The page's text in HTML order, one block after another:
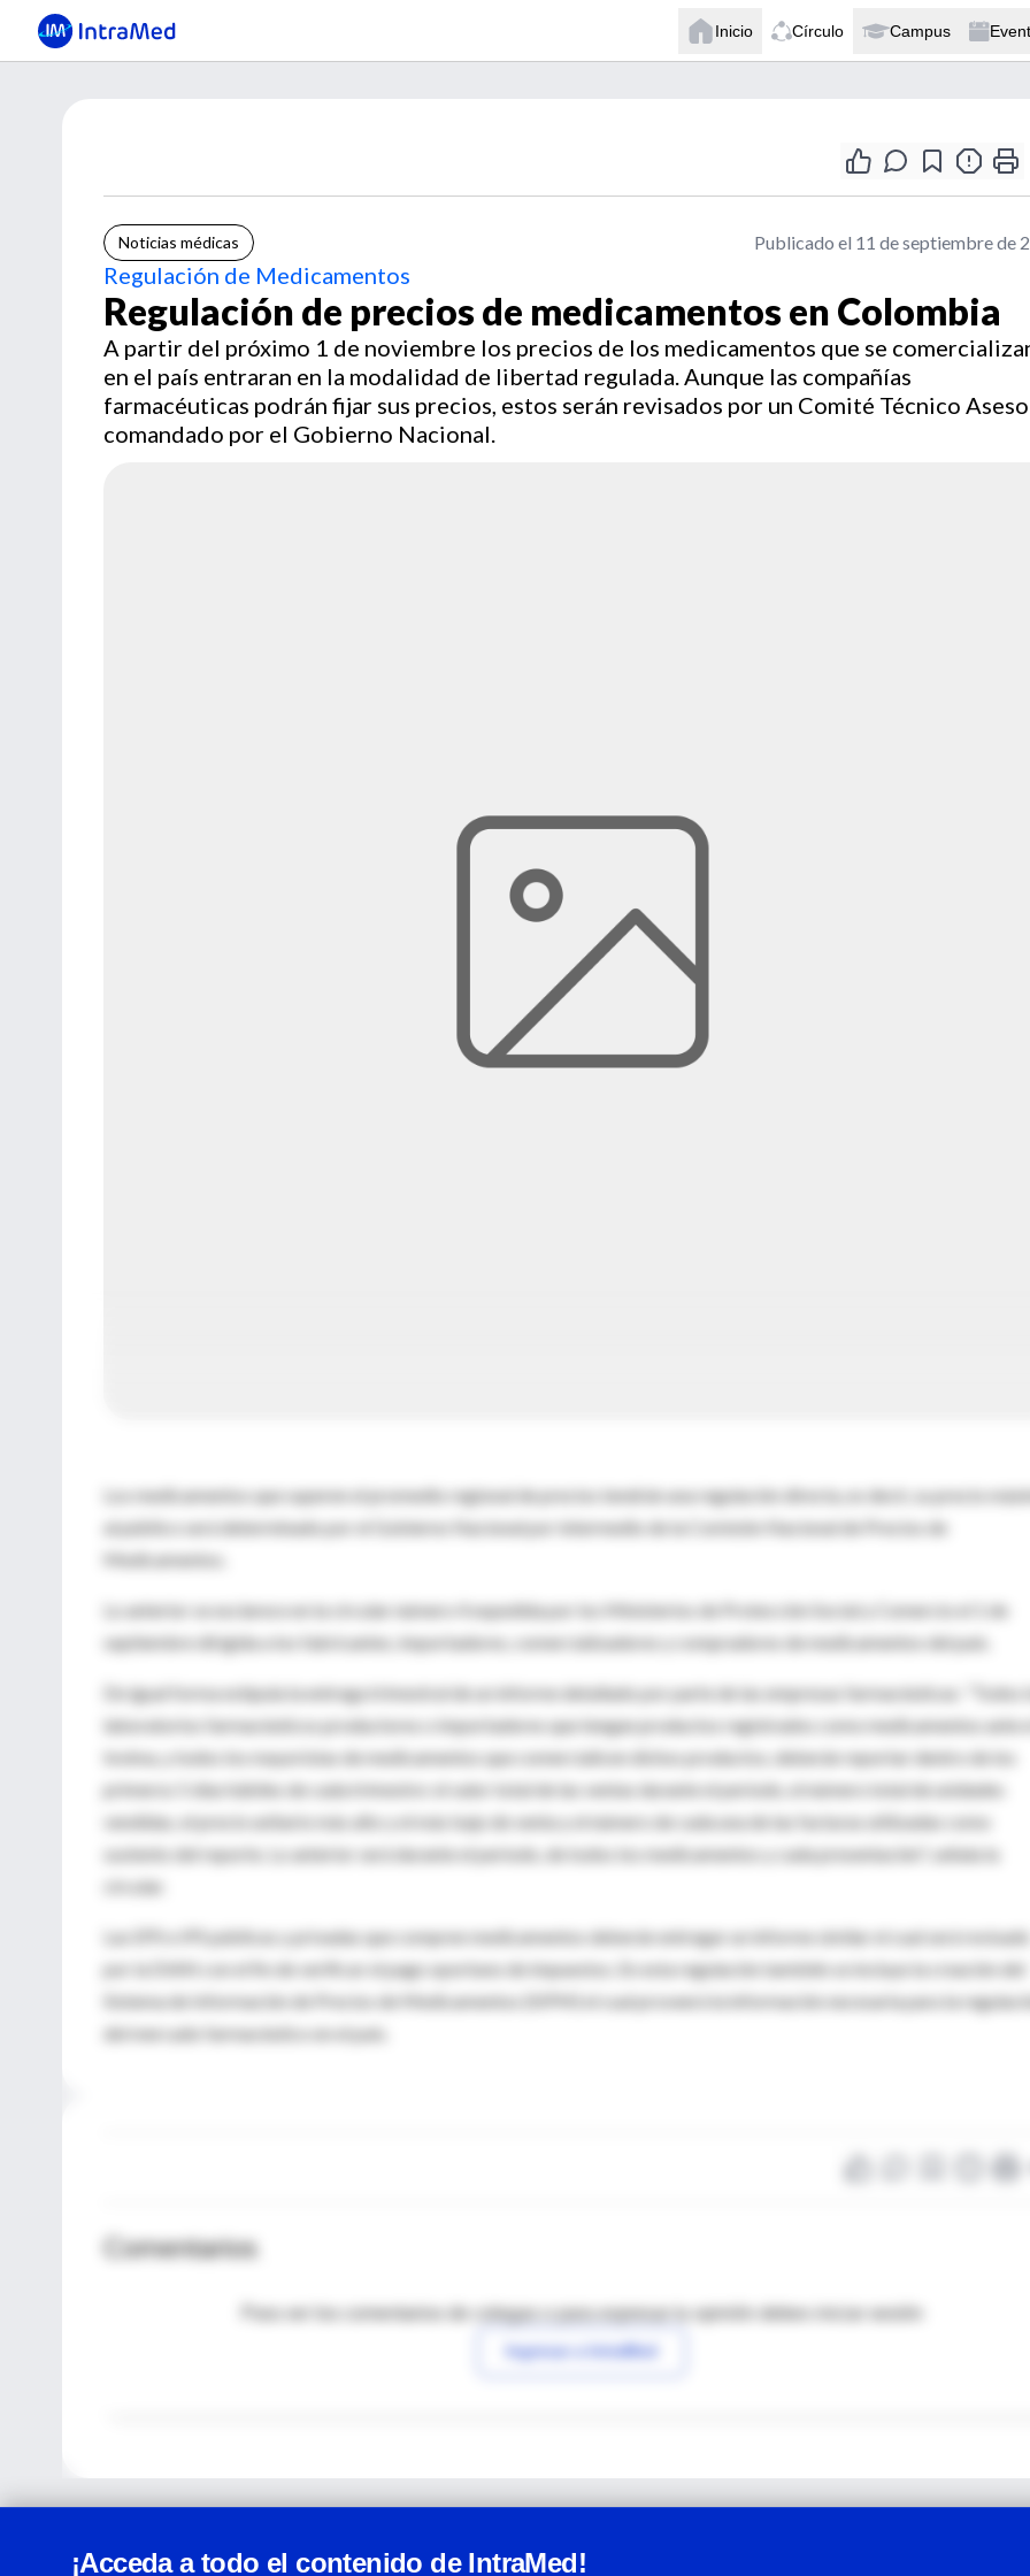
Inicio Círculo Campus
Noticias médicas Publicado el 11 de septiembre de
Regulación de Medicamentos
Regulación de precios de medicamentos en Colombia
A partir del próximo 1 de noviembre los precios de los medicamentos que se
en el país entraran en la modalidad de libertad regulada. Aunque las compañías
farmacéuticas podrán fijar sus precios, estos serán revisados por un Comité Técnico
comandado por el Gobierno Nacional.
Los medicamentos que superen el promedio regional de precios tendrán una regulación directa, es decir, su precio
al público será determinado por el Gobierno Nacional por intermedio de la Comisión Nacional de Precios de
Medicamentos.
Lo anterior se esclarece en la circular número 4 expedida por los Ministerios de Protección Social y Comercio el 1 de
septiembre dirigida a los fabricantes, importadores, comercializadores y compradores de medicamentos del país.
De igual forma estipula la entrega trimestral de un informe detallado por parte de las empresas farmacéuticas: “Todos
laboratorios farmacéuticos productores o importadores que tengan productos registrados como medicamentos ante
Invima, y todos los mayoristas de medicamentos que comercialicen dichos productos, deberán reportar dentro de los
primeros 5 días hábiles de cada trimestre: el valor total de las ventas durante el período, el número total de unidades
vendidas, el precio unitario más alto y el más bajo de venta y el número de cada una de las facturas utilizadas como
sustento del reporte. Lo anterior será durante el periodo, de todos los medicamentos y cada presentación", señala la
circular.
Las EPS e IPS públicas y privadas que compren medicamentos deberán entregar un informe similar el cual será revisado
por la DIAN con el fin de verificar el pago oportuno de impuestos. En esta regulación también se incluye la creación del
Sistema de Información de Precios de Medicamentos (SIPM) el cual proveerá la información necesaria para la
del mercado farmacéutico en el país.
Comentarios
Para ver los comentarios de colegas o para expresar tu opinión debes iniciar sesión
Ingresar a IntraMed
¡Acceda a todo el contenido de IntraMed!